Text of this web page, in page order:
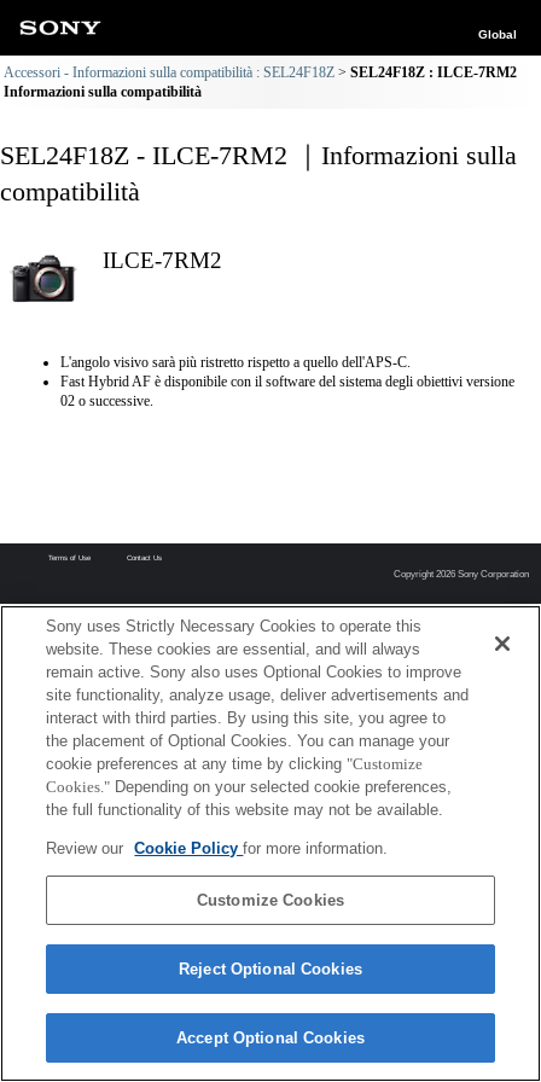
Global
Accessori - Informazioni sulla compatibilità : SEL24F18Z
SEL24F18Z : ILCE-7RM2
Informazioni sulla compatibilità
SEL24F18Z - ILCE-7RM2 ｜Informazioni sulla
compatibilità
ILCE-7RM2
L'angolo visivo sarà più ristretto rispetto a quello dell'APS-C.
Fast Hybrid AF è disponibile con il software del sistema degli obiettivi versione
02 o successive.
Terms of Use Contact Us
Copyright 2026 Sony Corporation
Sony uses Strictly Necessary Cookies to operate this
website. These cookies are essential, and will always
remain active. Sony also uses Optional Cookies to improve
site functionality, analyze usage, deliver advertisements and
interact with third parties. By using this site, you agree to
the placement of Optional Cookies. You can manage your
cookie preferences at any time by clicking "Customize
Cookies." Depending on your selected cookie preferences,
the full functionality of this website may not be available.
Review our Cookie Policyfor more information.
Customize Cookies
Reject Optional Cookies
Accept Optional Cookies